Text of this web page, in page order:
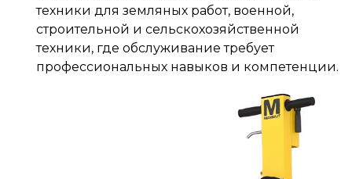
техники для земляных работ, военной,
строительной и сельскохозяйственной
техники, где обслуживание требует
профессиональных навыков и компетенции.